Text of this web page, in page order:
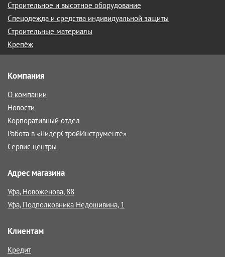
Строительное и высотное оборудование
Спецодежда и средства индивидуальной защиты
Строительные материалы
Крепёж
Компания
О компании
Новости
Корпоративный отдел
Работа в «ЛидерСтройИнструменте»
Сервис-центры
Адрес магазина
Уфа, Новоженова, 88
Уфа, Подполковника Недошивина, 1
Клиентам
Кредит